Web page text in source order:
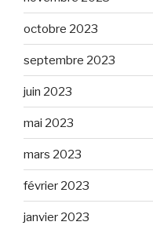
octobre 2023
septembre 2023
juin 2023
mai 2023
mars 2023
février 2023
janvier 2023